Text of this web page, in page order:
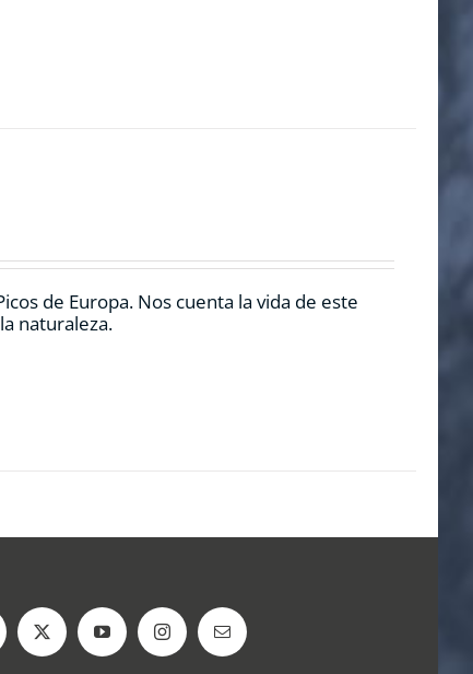
de Europa. Nos cuenta la vida de este
naturaleza.